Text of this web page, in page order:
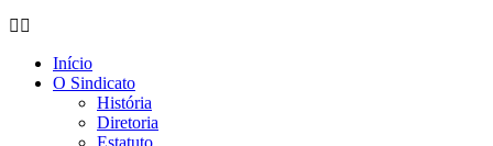
Início
O Sindicato
História
Diretoria